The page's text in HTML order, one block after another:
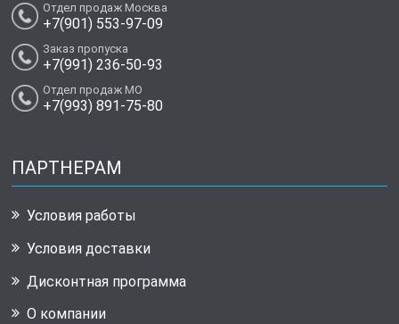
Отдел продаж Москва
+7(901) 553-97-09
Заказ пропуска
+7(991) 236-50-93
Отдел продаж МО
+7(993) 891-75-80
ПАРТНЕРАМ
Условия работы
Условия доставки
Дисконтная программа
О компании